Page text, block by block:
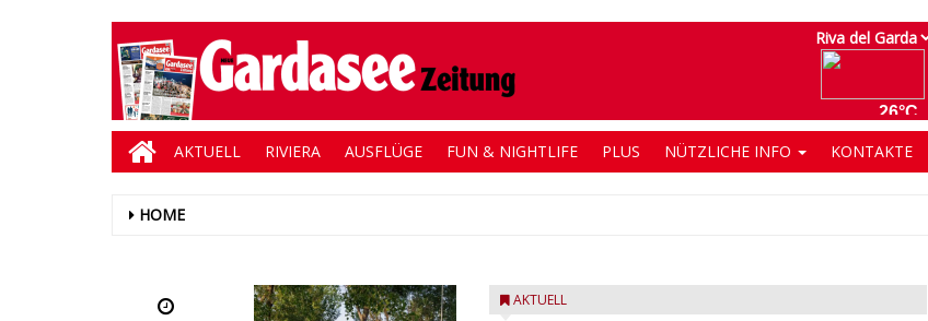
AKTUELL RIVIERA AUSFLÜGE FUN & NIGHTLIFE PLUS NÜTZLICHE INFO KONTAKTE
HOME
AKTUELL